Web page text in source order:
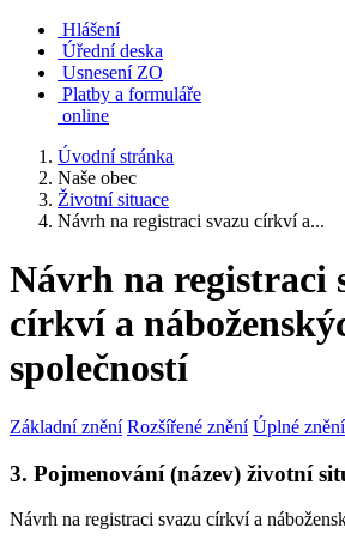
Hlášení
Úřední deska
Usnesení ZO
Platby a formuláře
online
Úvodní stránka
Naše obec
Životní situace
Návrh na registraci svazu církví a...
Návrh na registraci
církví a
společností
Základní znění Rozšířené znění Úplné znění
3. Pojmenování (název) životní
Návrh na registraci svazu církví a